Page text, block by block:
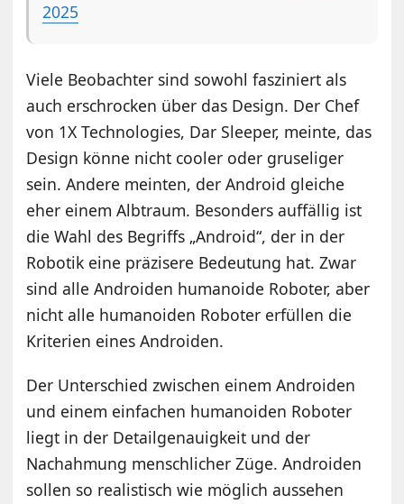
2025
Viele Beobachter sind sowohl fasziniert als
auch erschrocken über das Design. Der Chef
von 1X Technologies, Dar Sleeper, meinte, das
Design könne nicht cooler oder gruseliger
sein. Andere meinten, der Android gleiche
eher einem Albtraum. Besonders auffällig ist
die Wahl des Begriffs „Android“, der in der
Robotik eine präzisere Bedeutung hat. Zwar
sind alle Androiden humanoide Roboter, aber
nicht alle humanoiden Roboter erfüllen die
Kriterien eines Androiden.
Der Unterschied zwischen einem Androiden
und einem einfachen humanoiden Roboter
liegt in der Detailgenauigkeit und der
Nachahmung menschlicher Züge. Androiden
sollen so realistisch wie möglich aussehen